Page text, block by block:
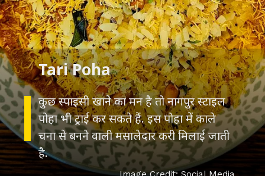
कुछ स्पाइसी खाने का मन है तो नागपुर स्टाइल
पोहा भी ट्राई कर सकते हैं. इस पोहा में काले
चना से बनने वाली मसालेदार करी मिलाई जाती
है.
Tari Poha